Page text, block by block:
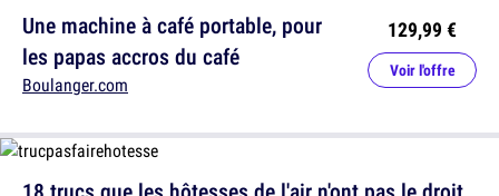
Une machine à café portable, pour
les papas accros du café
Boulanger.com
129,99 €
Voir l'offre